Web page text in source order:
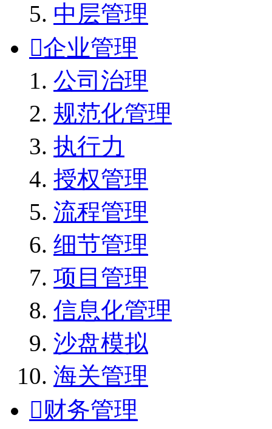
中层管理
企业管理
公司治理
规范化管理
执行力
授权管理
流程管理
细节管理
项目管理
信息化管理
沙盘模拟
海关管理
财务管理